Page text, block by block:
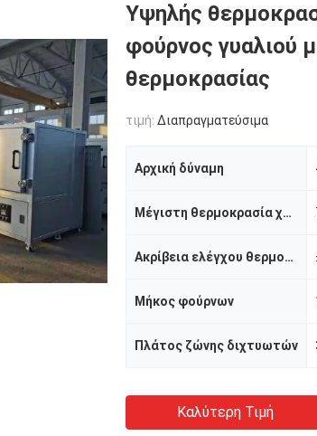
Υψηλής
φούρνος γυαλιού
θερμοκρασίας
τιμή: Διαπραγματεύσιμα
Αρχική δύναμη
Μέγιστη θερμοκρασία χρήσης
Ακρίβεια ελέγχου θερμοκρασίας
Μήκος φούρνων
Πλάτος ζώνης διχτυωτών
Καλύτερη Τιμή